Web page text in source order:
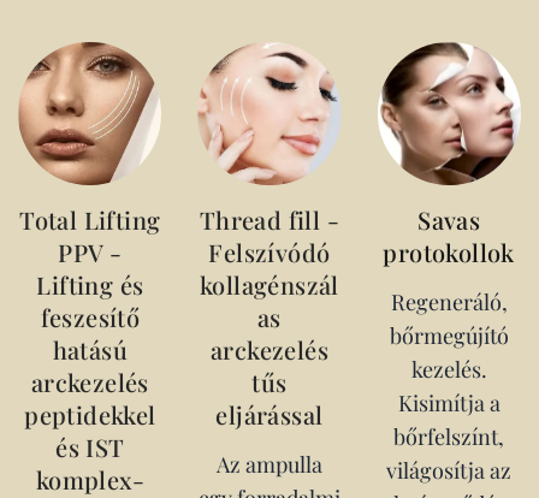
Total Lifting
PPV -
Lifting és
feszesítő
hatású
arckezelés
peptidekkel
és IST
komplex-
Thread fill -
Felszívódó
kollagénszál
as
arckezelés
tűs
eljárással
Az ampulla
Savas
protokollok
Regeneráló,
bőrmegújító
kezelés.
Kisimítja a
bőrfelszínt,
világosítja az